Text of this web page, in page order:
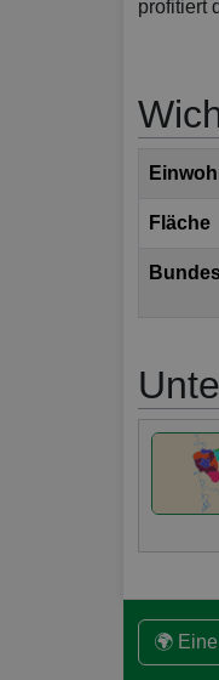
profitiert
Fläche
🌍